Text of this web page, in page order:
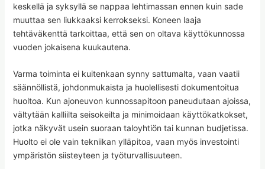
keskellä ja syksyllä se nappaa lehtimassan ennen kuin sade
muuttaa sen liukkaaksi kerrokseksi. Koneen laaja
tehtäväkenttä tarkoittaa, että sen on oltava käyttökunnossa
vuoden jokaisena kuukautena.
Varma toiminta ei kuitenkaan synny sattumalta, vaan vaatii
säännöllistä, johdonmukaista ja huolellisesti dokumentoitua
huoltoa. Kun ajoneuvon kunnossapitoon paneudutaan ajoissa,
vältytään kalliilta seisokeilta ja minimoidaan käyttökatkokset,
jotka näkyvät usein suoraan taloyhtiön tai kunnan budjetissa.
Huolto ei ole vain tekniikan ylläpitoa, vaan myös investointi
ympäristön siisteyteen ja työturvallisuuteen.